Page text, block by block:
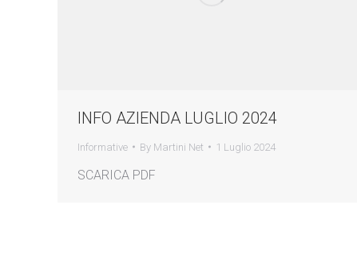
INFO AZIENDA LUGLIO 2024
Informative By Martini Net 1 Luglio 2024
SCARICA PDF